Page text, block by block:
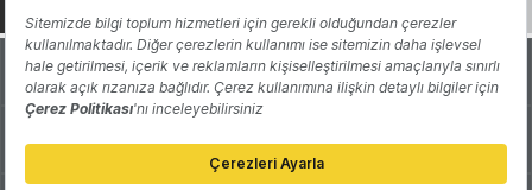
Hakkında Yazarlar
Katkıda Bulun Reklam